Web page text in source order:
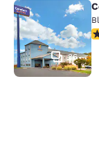
Comfort
36